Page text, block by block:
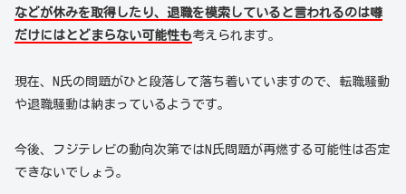
などが休みを取得したり、退職を模索していると言われるのは噂
だけにはとどまらない可能性も考えられます。
現在、N氏の問題がひと段落して落ち着いていますので、転職騒動
や退職騒動は納まっているようです。
今後、フジテレビの動向次第ではN氏問題が再燃する可能性は否定
できないでしょう。